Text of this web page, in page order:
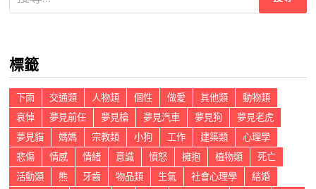
尋
字:
標籤
下雨 交通類 人物類 個性 做愛 其他類
動物類
哀悼
夢見前任 夢見槍 夢見汽車 夢見狗
夢見老虎
夢見貓
媽媽 宗教類 小狗 工作 建築類
心理學
悲傷
情感 情緒 意識 憤怒 擁抱 植物類
死亡
活動類
熊 牙齒 物品類 生氣 社會心理學
結婚